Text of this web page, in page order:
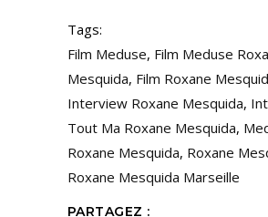
Tags:
Film Meduse, Film Meduse
Mesquida, Film Roxane
Interview Roxane Mesquida,
Tout Ma Roxane Mesquida,
Roxane Mesquida, Roxane
Roxane Mesquida Marseille
PARTAGEZ :